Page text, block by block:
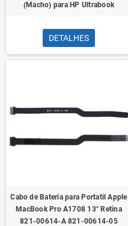
(Macho) para HP Ultrabook
DETALHES
Cabo de Bateria para Portatil Apple
MacBook Pro A1708 13" Retina
821-00614-A 821-00614-05